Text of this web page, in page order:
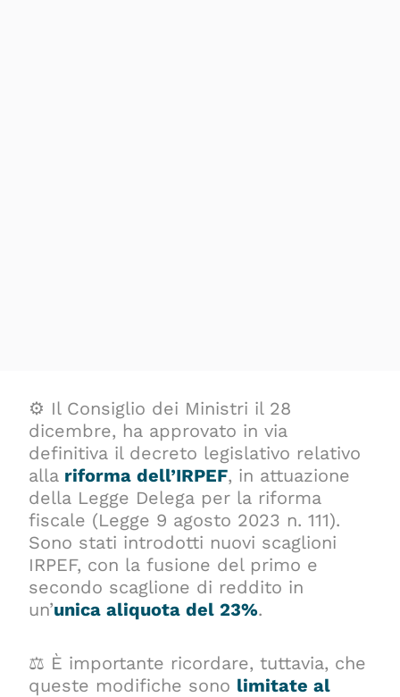
⚙️ Il Consiglio dei Ministri il 28
dicembre, ha approvato in via
definitiva il decreto legislativo relativo
alla riforma dell’IRPEF, in attuazione
della Legge Delega per la riforma
fiscale (Legge 9 agosto 2023 n. 111).
Sono stati introdotti nuovi scaglioni
IRPEF, con la fusione del primo e
secondo scaglione di reddito in
un’unica aliquota del 23%.
⚖️ È importante ricordare, tuttavia, che
queste modifiche sono limitate al